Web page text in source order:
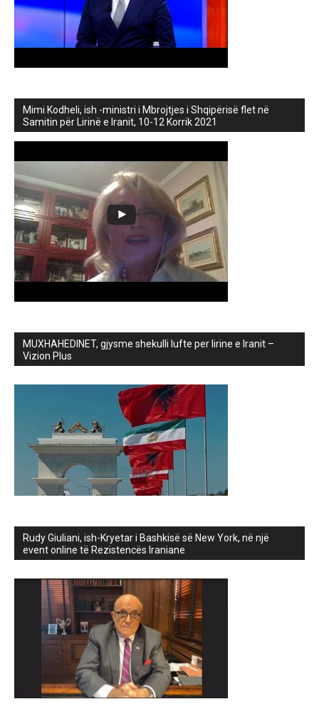
Mimi Kodheli, ish -ministri i Mbrojtjes i Shqipërisë flet në
Samitin për Lirinë e Iranit, 10-12 Korrik 2021
MUXHAHEDINET, gjysme shekulli lufte per lirine e Iranit –
Vizion Plus
Rudy Giuliani, ish-Kryetar i Bashkisë së New York, në një
event online të Rezistencës Iraniane